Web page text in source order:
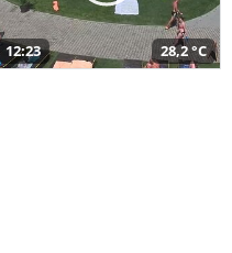
12:23 28,2 °C